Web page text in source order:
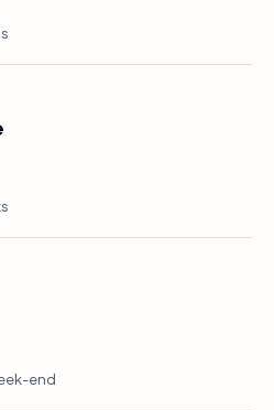
end